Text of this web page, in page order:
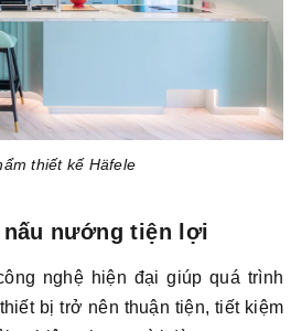
thiết kế Häfele
nướng tiện lợi
nghệ hiện đại giúp quá trình
bị trở nên thuận tiện, tiết kiệm